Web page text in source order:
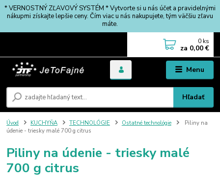
* VERNOSTNÝ ZĽAVOVÝ SYSTÉM * Vytvorte si u nás účet a pravidelnými
nákupmi získajte lepšie ceny. Čím viac u nás nakupujete, tým väčšiu zľavu
máte.
Menu
Hľadať
0 ks
za 0,00 €
Úvod KUCHYŇA TECHNOLÓGIE Ostatné technológie
Piliny na
údenie - triesky malé 700 g citrus
Piliny na údenie - triesky malé
700 g citrus